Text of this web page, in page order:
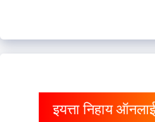
इयत्ता निहाय